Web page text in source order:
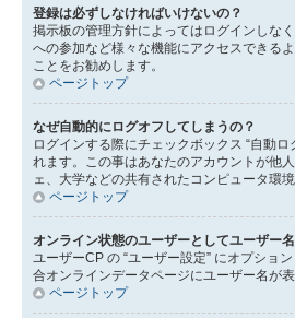
登録は必ずしなければいけないの？
掲示板の管理方針によってはログインしな
への参加など様々な機能にアクセスできる
ことをお勧めします。
ページトップ
なぜ自動的にログオフしてしまうの？
ログインする際にチェックボックス “自動
れます。この事はあなたのアカウントが他
ェ、大学などの共有されたコンピュータ環
ページトップ
オンライン状態のユーザーとしてユーザー
ユーザーCP の “ユーザー設定” にオプショ
合オンラインデータページにユーザー名が
ページトップ